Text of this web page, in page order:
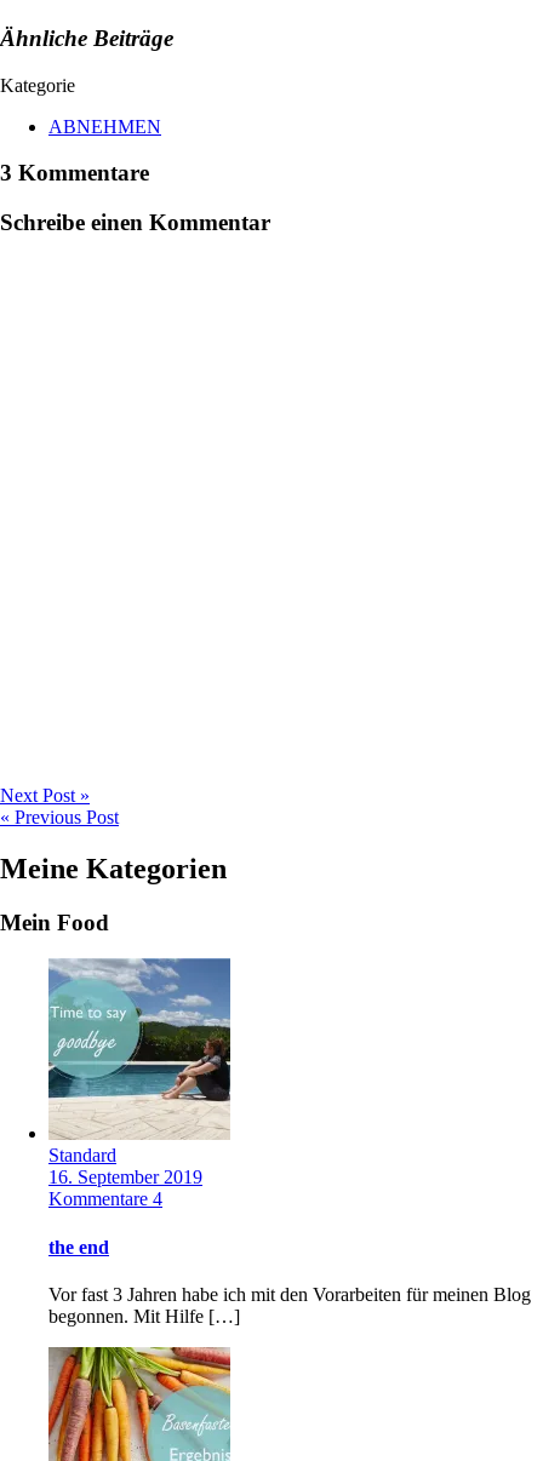
Ähnliche Beiträge
Kategorie
ABNEHMEN
3 Kommentare
Schreibe einen Kommentar
Next Post »
« Previous Post
Meine Kategorien
Mein Food
Standard
16. September 2019
Kommentare 4
the end
Vor fast 3 Jahren habe ich mit den Vorarbeiten für meinen Blog
begonnen. Mit Hilfe […]